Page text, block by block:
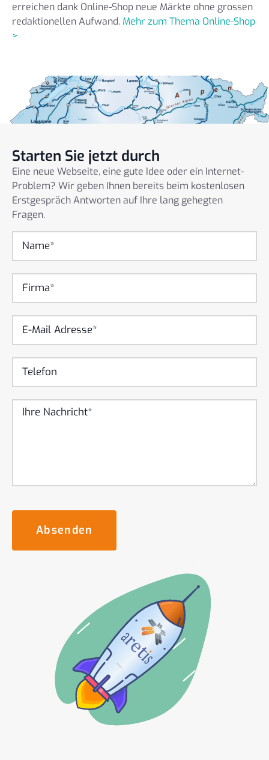
erreichen dank Online-Shop neue Märkte ohne grossen
redaktionellen Aufwand. Mehr zum Thema Online-Shop
>
Starten Sie jetzt durch
Eine neue Webseite, eine gute Idee oder ein Internet-
Problem? Wir geben Ihnen bereits beim kostenlosen
Erstgespräch Antworten auf Ihre lang gehegten
Fragen.
Absenden